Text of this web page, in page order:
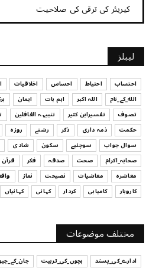
کیریئر کی ترقی کی صلاحیت
July 29, 2026
UNCATEGORIZED
کیا آپ اپنے باس کو مؤثر طریقے سے
July 29, 2026
UNCATEGORIZED
اس وقت آپ کا موڈ کیسا ہے؟
July 29, 2026
UNCATEGORIZED
قرض لینے اور دینے میں ہوشیاری
July 29, 2026
آپ کا فیصلہ کرنے کا انداز
July 29, 2026
لیبلز
احتساب احتیاط احساس اخلاقیات
الله_کے_نام
اللہ اکبر اہم بات ایمان
تصوف
تفسیرابن کثیر تنبیہہ الغافلین
حکمت
ذمہ داری ذکر رشتے روزہ
سوال جواب
سوچئیے سکون شادی
صحابہ_اکرام
صحت صدقہ فکر قرآن
معاشرہ
معاشیات نصیحت نماز
کاروبار
کامیابی کردار کہانی کہانیاں
مختلف موضوعات
ادارے_کی_پسند بچوں_کی_تربیت